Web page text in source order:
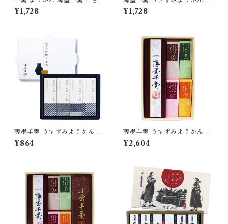
ら 松山道後めぐり 8個入り 茂
本ヒデキチ コラボ 限定 墨絵
¥1,728
ざくら 8個入り ようかん 羊羹
詰合せ セット 無添加 贈り物
¥1,728
薄墨羊羹 うすずみようかん 純
米大吟醸 4個入り ようかん 羊
羹 日本酒 酒 獺祭 詰合せ セッ
¥864
薄墨羊羹 うすずみようかん 小
棹 一口ようかん こざくら 詰合
せ セット 【送料無料】 [yoka
¥2,604